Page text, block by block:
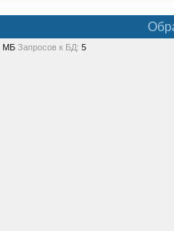
МБ Запросов к БД: 5